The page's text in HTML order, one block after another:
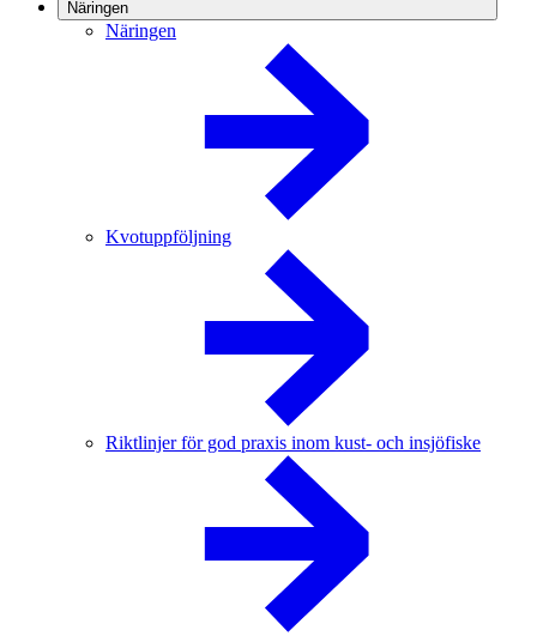
Näringen
Näringen
Kvotuppföljning
Riktlinjer för god praxis inom kust- och insjöfiske